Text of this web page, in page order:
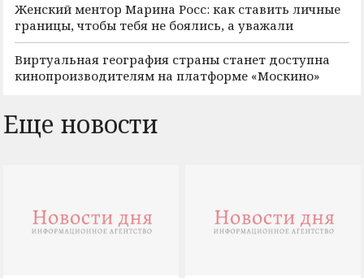
Женский ментор Марина Росс: как ставить личные
границы, чтобы тебя не боялись, а уважали
Виртуальная география страны станет доступна
кинопроизводителям на платформе «Москино»
Еще новости